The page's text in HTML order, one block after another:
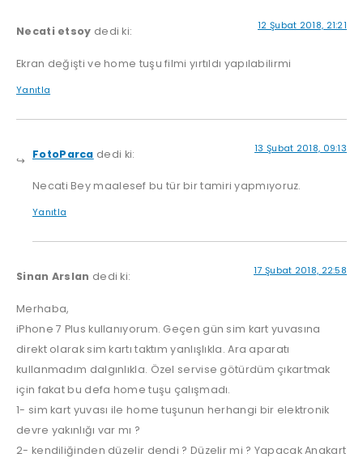
Necati etsoy dedi ki: 12 Şubat 2018, 21:21
Ekran değişti ve home tuşu filmi yırtıldı yapılabilirmi
Yanıtla
FotoParca dedi ki: 13 Şubat 2018, 09:13
Necati Bey maalesef bu tür bir tamiri yapmıyoruz.
Yanıtla
Sinan Arslan dedi ki: 17 Şubat 2018, 22:58
Merhaba,
iPhone 7 Plus kullanıyorum. Geçen gün sim kart yuvasına
direkt olarak sim kartı taktım yanlışlıkla. Ara aparatı
kullanmadım dalgınlıkla. Özel servise götürdüm çıkartmak
için fakat bu defa home tuşu çalışmadı.
1- sim kart yuvası ile home tuşunun herhangi bir elektronik
devre yakınlığı var mı ?
2- kendiliğinden düzelir dendi ? Düzelir mi ? Yapacak Anakart